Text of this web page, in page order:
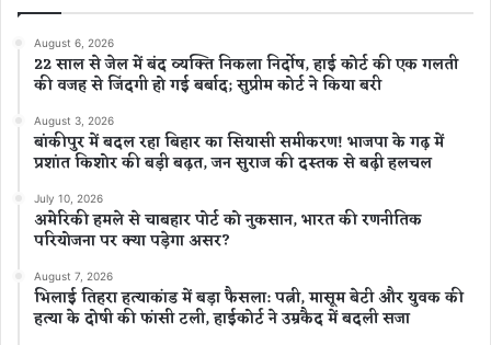
August 6, 2026
22 साल से जेल में बंद व्यक्ति निकला निर्दोष, हाई कोर्ट की एक गलती
की वजह से जिंदगी हो गई बर्बाद; सुप्रीम कोर्ट ने किया बरी
August 3, 2026
बांकीपुर में बदल रहा बिहार का सियासी समीकरण! भाजपा के गढ़ में
प्रशांत किशोर की बड़ी बढ़त, जन सुराज की दस्तक से बढ़ी हलचल
July 10, 2026
अमेरिकी हमले से चाबहार पोर्ट को नुकसान, भारत की रणनीतिक
परियोजना पर क्या पड़ेगा असर?
August 7, 2026
भिलाई तिहरा हत्याकांड में बड़ा फैसला: पत्नी, मासूम बेटी और युवक की
हत्या के दोषी की फांसी टली, हाईकोर्ट ने उम्रकैद में बदली सजा